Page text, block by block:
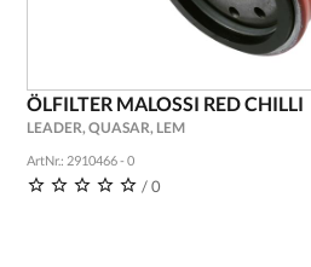
ÖLFILTER MALOSSI RED CHILLI
LEADER, QUASAR, LEM
ArtNr.: 2910466 - 0
/ 0